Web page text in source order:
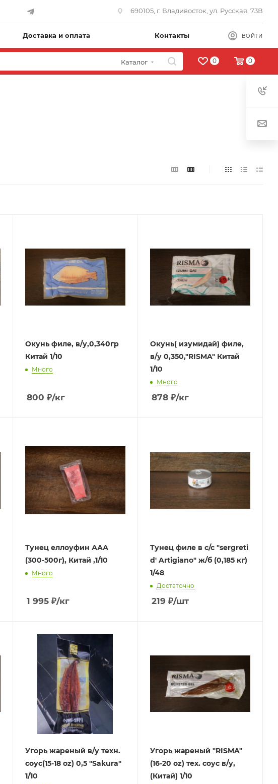
690105, г. Владивосток, ул. Русская, 73В
Доставка и оплата Контакты ВОЙТИ
Каталог 0 0
Окунь филе, в/у,0,340гр
Китай 1/10
Много
800 ₽/кг
Окунь( изумидай) филе,
в/у 0,350,"RISMA" Китай
1/10
Много
878₽/кг
Тунец еллоуфин ААА
(300-500г), Китай ,1/10
Много
1 995₽/кг
Тунец филе в с/с "sergreti
d' Artigiano" ж/б (0,185 кг)
1/48
Достаточно
219 ₽/шт
Угорь жареный в/у техн.
соус(15-18 oz) 0,5 "Sakura"
1/10
Угорь жареный "RISMA"
(16-20 oz) тех. соус в/у,
(Китай) 1/10